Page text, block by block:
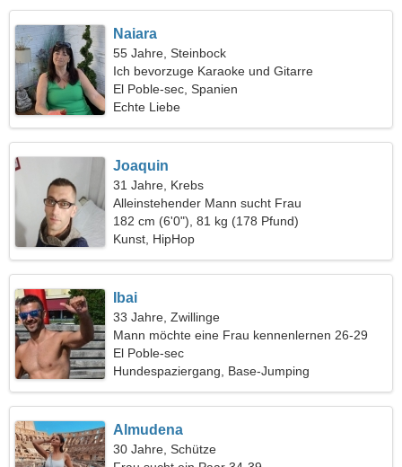
Naiara
55 Jahre, Steinbock
Ich bevorzuge Karaoke und Gitarre
El Poble-sec, Spanien
Echte Liebe
Joaquin
31 Jahre, Krebs
Alleinstehender Mann sucht Frau
182 cm (6'0"), 81 kg (178 Pfund)
Kunst, HipHop
Ibai
33 Jahre, Zwillinge
Mann möchte eine Frau kennenlernen 26-29
El Poble-sec
Hundespaziergang, Base-Jumping
Almudena
30 Jahre, Schütze